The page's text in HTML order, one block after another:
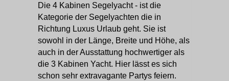
Die 4 Kabinen Segelyacht - ist die
Kategorie der Segelyachten die in
Richtung Luxus Urlaub geht. Sie ist
sowohl in der Länge, Breite und Höhe, als
auch in der Ausstattung hochwertiger als
die 3 Kabinen Yacht. Hier lässt es sich
schon sehr extravagante Partys feiern.